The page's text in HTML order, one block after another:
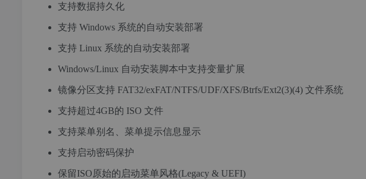
支持数据持久化
支持 Windows 系统的自动安装部署
支持 Linux 系统的自动安装部署
Windows/Linux 自动安装脚本中支持变量扩展
镜像分区支持 FAT32/exFAT/NTFS/UDF/XFS/Btrfs/Ext2(3)(4) 文件系统
支持超过4GB的 ISO 文件
支持菜单别名、菜单提示信息显示
支持启动密码保护
保留ISO原始的启动菜单风格(Legacy & UEFI)